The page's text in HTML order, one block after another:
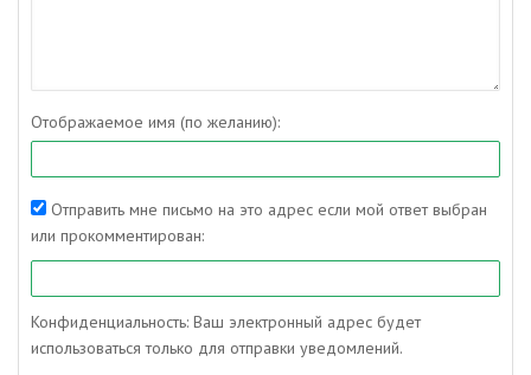
Отображаемое имя (по желанию):
Отправить мне письмо на это адрес если мой ответ выбран
или прокомментирован:
Конфиденциальность: Ваш электронный адрес будет
использоваться только для отправки уведомлений.